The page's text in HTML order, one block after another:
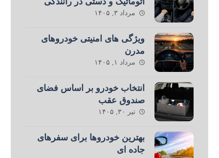
مرداد ۳, ۱۴۰۵
ویژگی های امنیتی خودروهای
مدرن
مرداد ۱, ۱۴۰۵
انتخاب خودرو بر اساس فضای
صندوق عقب
تیر ۳۰, ۱۴۰۵
بهترین خودروها برای سفرهای
جاده ای